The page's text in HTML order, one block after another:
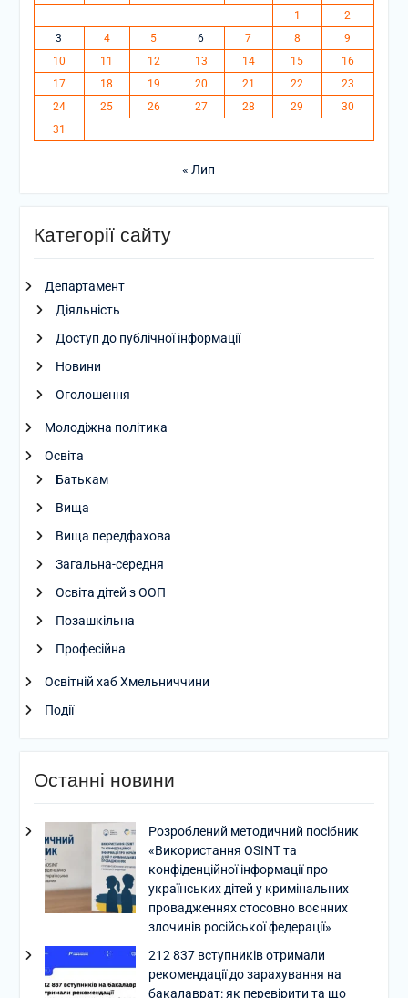
1
2
3
4 5 6 7 8
9
10
11 12 13 14 15
16
17
18 19 20 21 22
23
24
25 26 27 28 29
30
31
« Лип
Категорії сайту
Департамент
Діяльність
Доступ до публічної інформації
Новини
Оголошення
Молодіжна політика
Освіта
Батькам
Вища
Вища передфахова
Загальна-середня
Освіта дітей з ООП
Позашкільна
Професійна
Освітній хаб Хмельниччини
Події
Останні новини
Розроблений методичний посібник
«Використання OSINT та
конфіденційної інформації про
українських дітей у кримінальних
провадженнях стосовно воєнних
злочинів російської федерації»
212 837 вступників отримали
рекомендації до зарахування на
бакалаврат: як перевірити та що